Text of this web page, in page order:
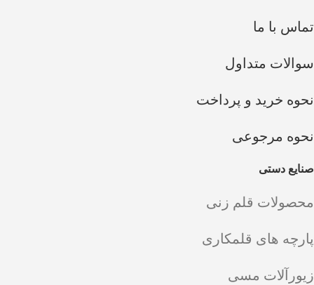
تماس با ما
سوالات متداول
نحوه خرید و پرداخت
نحوه مرجوعی
صنایع دستی
محصولات قلم زنی
پارچه های قلمکاری
زیورآلات مسی